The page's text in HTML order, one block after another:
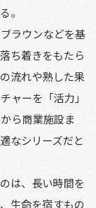
。
ラウンなどを基
ち着きをもたら
流れや熟した果
ャーを「活力」
ら商業施設ま
なシリーズだと
は、長い時間を
生命を宿すもの